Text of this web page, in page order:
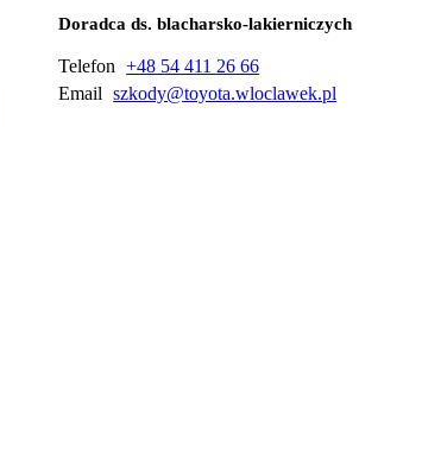
Doradca ds. blacharsko-lakierniczych
Telefon +48 54 411 26 66
Email szkody@toyota.wloclawek.pl